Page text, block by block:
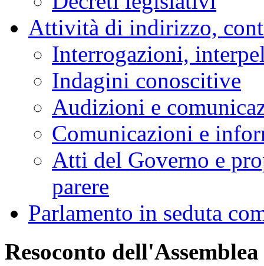
Stenografici delle
Comitato per la
Bollettino degli
Attività Legislativa
Progetti di legge
Proposte di legge
Procedura per la
Elenco delle
Emendamenti
Leggi